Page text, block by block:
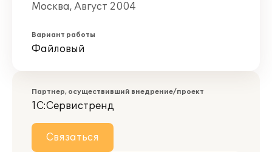
Москва, Август 2004
Вариант работы
Файловый
Партнер, осуществивший внедрение/проект
1С:Сервистренд
Связаться